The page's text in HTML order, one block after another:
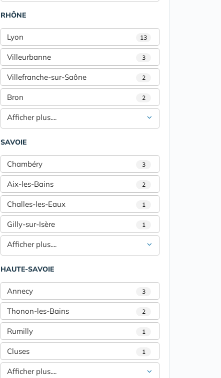
RHÔNE
Lyon 13
Villeurbanne 3
Villefranche-sur-Saône 2
Bron 2
Afficher plus....
SAVOIE
Chambéry 3
Aix-les-Bains 2
Challes-les-Eaux 1
Gilly-sur-Isère 1
Afficher plus....
HAUTE-SAVOIE
Annecy 3
Thonon-les-Bains 2
Rumilly 1
Cluses 1
Afficher plus....